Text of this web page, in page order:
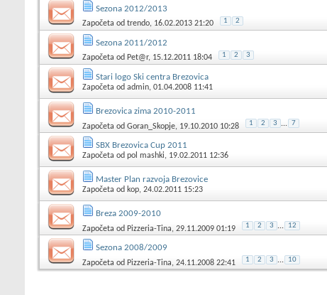
Sezona 2012/2013
Započeta od trendo, 16.02.2013 21:20 1 2
Sezona 2011/2012
Započeta od Pet@r, 15.12.2011 18:04 1 2 3
Stari logo Ski centra Brezovica
Započeta od admin, 01.04.2008 11:41
Brezovica zima 2010-2011
Započeta od Goran_Skopje, 19.10.2010 10:28 1 2 3 ... 7
SBX Brezovica Cup 2011
Započeta od pol mashki, 19.02.2011 12:36
Master Plan razvoja Brezovice
Započeta od kop, 24.02.2011 15:23
Breza 2009-2010
Započeta od Pizzeria-Tina, 29.11.2009 01:19 1 2 3 ... 12
Sezona 2008/2009
Započeta od Pizzeria-Tina, 24.11.2008 22:41 1 2 3 ... 10